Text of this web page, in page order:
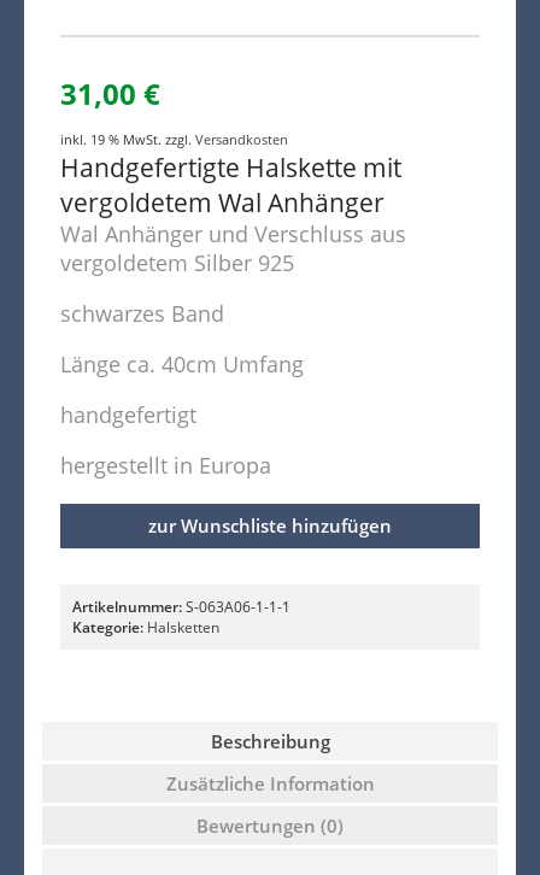
31,00 €
inkl. 19 % MwSt. zzgl. Versandkosten
Handgefertigte Halskette mit
vergoldetem Wal Anhänger
Wal Anhänger und Verschluss aus
vergoldetem Silber 925
schwarzes Band
Länge ca. 40cm Umfang
handgefertigt
hergestellt in Europa
zur Wunschliste hinzufügen
Artikelnummer:S-063A06-1-1-1
Kategorie: Halsketten
Beschreibung
Zusätzliche Information
Bewertungen (0)